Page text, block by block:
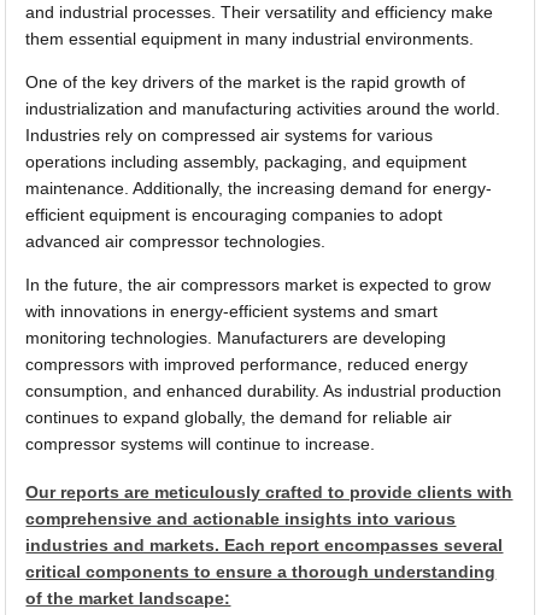
and industrial processes. Their versatility and efficiency make
them essential equipment in many industrial environments.
One of the key drivers of the market is the rapid growth of
industrialization and manufacturing activities around the world.
Industries rely on compressed air systems for various
operations including assembly, packaging, and equipment
maintenance. Additionally, the increasing demand for energy-
efficient equipment is encouraging companies to adopt
advanced air compressor technologies.
In the future, the air compressors market is expected to grow
with innovations in energy-efficient systems and smart
monitoring technologies. Manufacturers are developing
compressors with improved performance, reduced energy
consumption, and enhanced durability. As industrial production
continues to expand globally, the demand for reliable air
compressor systems will continue to increase.
Our reports are meticulously crafted to provide clients with
comprehensive and actionable insights into various
industries and markets. Each report encompasses several
critical components to ensure a thorough understanding
of the market landscape: